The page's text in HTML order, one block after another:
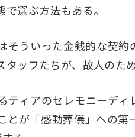
選ぶ方法もある。
そういった金銭的な契
タッフたちが、故人のた
ティアのセレモニーデ
とが「感動葬儀」への